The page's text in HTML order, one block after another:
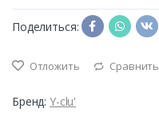
Поделиться:
Отложить Сравнить
Бренд: Y-clu'